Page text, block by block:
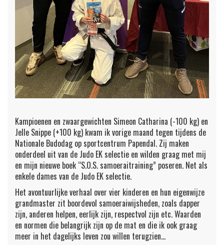
Kampioenen en zwaargewichten Simeon Catharina (-100 kg) en
Jelle Snippe (+100 kg) kwam ik vorige maand tegen tijdens de
Nationale Budodag op sportcentrum Papendal. Zij maken
onderdeel uit van de Judo EK selectie en wilden graag met mij
en mijn nieuwe boek “S.O.S. samoeraitraining” poseren. Net als
enkele dames van de Judo EK selectie.
Het avontuurlijke verhaal over vier kinderen en hun eigenwijze
grandmaster zit boordevol samoeraiwijsheden, zoals dapper
zijn, anderen helpen, eerlijk zijn, respectvol zijn etc. Waarden
en normen die belangrijk zijn op de mat en die ik ook graag
meer in het dagelijks leven zou willen terugzien…